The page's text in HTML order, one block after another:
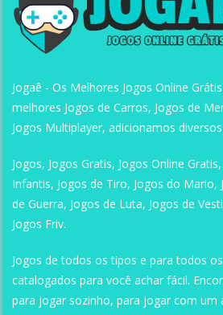
Jogaê - Os Melhores Jogos Online
melhores Jogos de Carros, Jogos de
Jogos Multiplayer, adicionamos
Jogos, Jogos Gratis, Jogos Online
Infantis, Jogos de Tiro, Jogos do Mario,
de Guerra, Jogos de Luta, Jogos de
Jogos Friv.
Jogos de todos os tipos e para todos
catalogados para você achar fácil.
para jogar sozinho, para jogar com um